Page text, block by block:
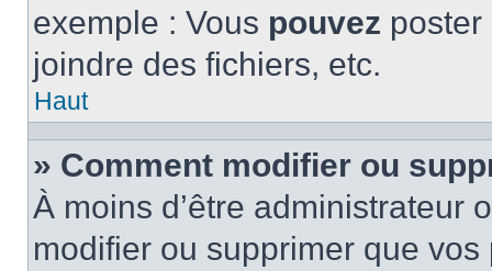
exemple : Vous pouvez
joindre des fichiers, etc.
Haut
» Comment modifier ou
À moins d’être administrateur
modifier ou supprimer que